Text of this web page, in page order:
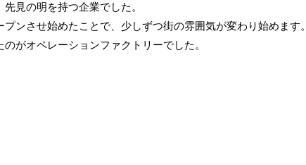
見の明を持つ企業でした。
ンさせ始めたことで、少しずつ街の雰囲気が変わり始めます。
がオペレーションファクトリーでした。